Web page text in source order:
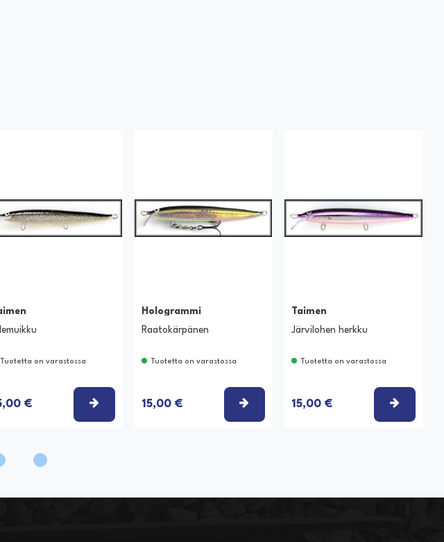
Tuotetta on varastossa
€ VALITSE VAIHTOEHTO
Hologrammi
Raatokärpänen
Tuotetta on varastossa
15,00 € VALITSE VAIHTOEHTO
Taimen
Järvilohen herkku
Tuotetta on varastossa
15,00 €